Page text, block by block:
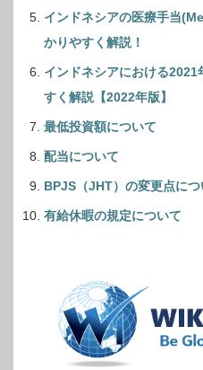
インドネシアの医療手当
かりやすく解説！
インドネシアにおける
すく解説【2022年版】
最低投資額について
配当について
BPJS（JHT）の変更点につ
有給休暇の規定について